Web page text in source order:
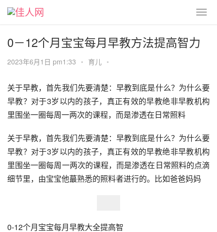
0－12个月宝宝每月早教方法提高智力
2023年6月1日 pm1:33 • 育儿 •
关于早教，首先我们先要清楚：早教到底是什么？为什么要
早教？对于3岁以内的孩子，真正有效的早教绝非早教机构
里围坐一圈每周一两次的课程，而是渗透在日常照料
关于早教，首先我们先要清楚：早教到底是什么？为什么要
早教？对于3岁以内的孩子，真正有效的早教绝非早教机构
里围坐一圈每周一两次的课程，而是渗透在日常照料的点滴
细节里，由宝宝他蕞熟悉的照料者进行的。比如爸爸妈妈
0-12个月宝宝每月早教大全提高智